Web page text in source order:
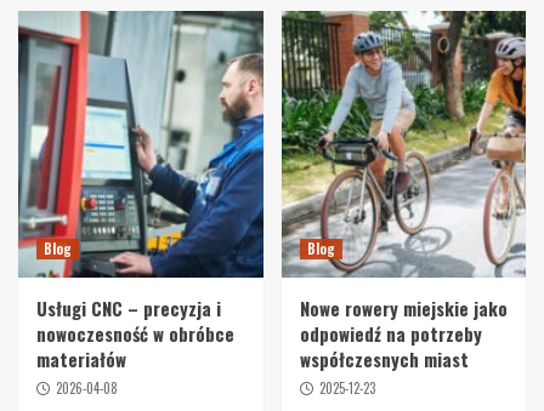
Blog
Usługi CNC – precyzja i
nowoczesność w obróbce
materiałów
2026-04-08
Blog
Nowe rowery miejskie jako
odpowiedź na potrzeby
współczesnych miast
2025-12-23